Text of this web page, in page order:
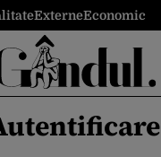
ExterneEconomic